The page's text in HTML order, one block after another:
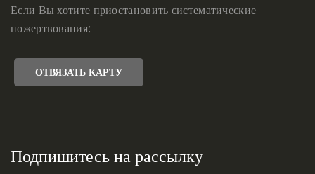
Если Вы хотите приостановить систематические
пожертвования:
ОТВЯЗАТЬ КАРТУ
Подпишитесь на рассылку